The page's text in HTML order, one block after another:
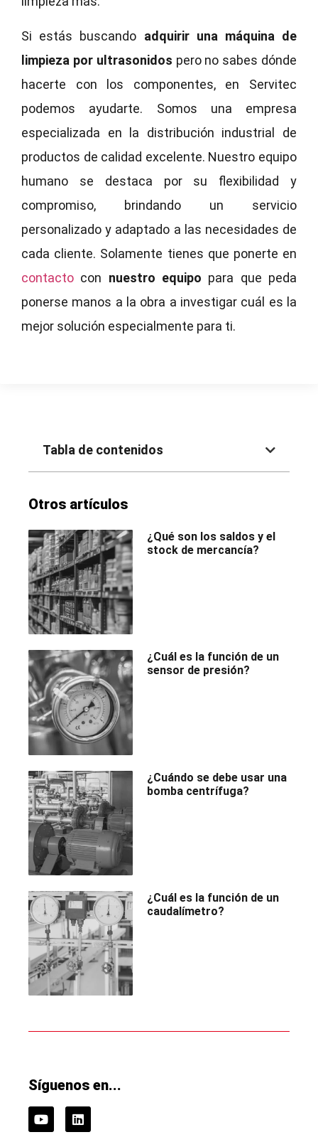
Si estás buscando adquirir una máquina de
limpieza por ultrasonidos pero no sabes dónde
hacerte con los componentes, en Servitec
podemos ayudarte. Somos una empresa
especializada en la distribución industrial de
productos de calidad excelente. Nuestro equipo
humano se destaca por su flexibilidad y
compromiso, brindando un servicio
personalizado y adaptado a las necesidades de
cada cliente. Solamente tienes que ponerte en
contacto con nuestro equipo para que peda
ponerse manos a la obra a investigar cuál es la
mejor solución especialmente para ti.
Tabla de contenidos
Otros artículos
¿Qué son los saldos y el
stock de mercancía?
¿Cuál es la función de un
sensor de presión?
¿Cuándo se debe usar una
bomba centrífuga?
¿Cuál es la función de un
caudalímetro?
Síguenos en...